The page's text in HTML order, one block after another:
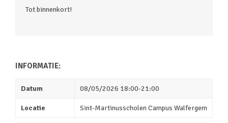
Tot binnenkort!
INFORMATIE:
Datum 08/05/2026 18:00-21:00
Locatie Sint-Martinusscholen Campus Walfergem